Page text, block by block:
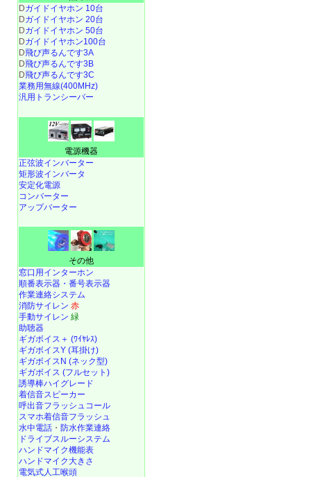
Dガイドイヤホン 10台
Dガイドイヤホン 20台
Dガイドイヤホン 50台
Dガイドイヤホン100台
D飛び声るんです3A
D飛び声るんです3B
D飛び声るんです3C
業務用無線(400MHz)
汎用トランシーバー
電源機器
正弦波インバーター
矩形波インバータ
安定化電源
コンバーター
アップバーター
その他
窓口用インターホン
順番表示器・番号表示器
作業連絡システム
消防サイレン 赤
手動サイレン 緑
助聴器
ギガボイス＋ (ﾜｲﾔﾚｽ)
ギガボイスY (耳掛け)
ギガボイスN (ネック型)
ギガボイス (フルセット)
誘導棒ハイグレード
着信音スピーカー
呼出音フラッシュコール
スマホ着信音フラッシュ
水中電話 ・ 防水作業連絡
ドライブスルーシステム
ハンドマイク機能表
ハンドマイク大きさ
電気式人工喉頭